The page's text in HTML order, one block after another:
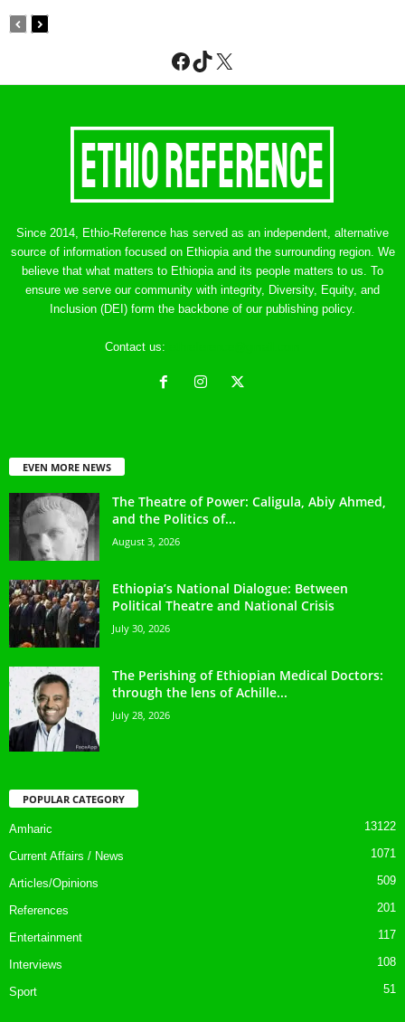
Facebook
TikTok
X
Since 2014, Ethio-Reference has served as an independent, alternative
source of information focused on Ethiopia and the surrounding region. We
believe that what matters to Ethiopia and its people matters to us. To
ensure we serve our community with integrity, Diversity, Equity, and
Inclusion (DEI) form the backbone of our publishing policy.
Contact us:
EVEN MORE NEWS
The Theatre of Power: Caligula, Abiy Ahmed,
and the Politics of...
August 3, 2026
Ethiopia’s National Dialogue: Between
Political Theatre and National Crisis
July 30, 2026
The Perishing of Ethiopian Medical Doctors:
through the lens of Achille...
July 28, 2026
POPULAR CATEGORY
Amharic 13122
Current Affairs / News 1071
Articles/Opinions 509
References 201
Entertainment 117
Interviews 108
Sport 51